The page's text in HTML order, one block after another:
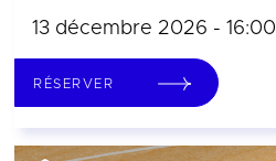
13 décembre 2026 - 16:00
RÉSERVER